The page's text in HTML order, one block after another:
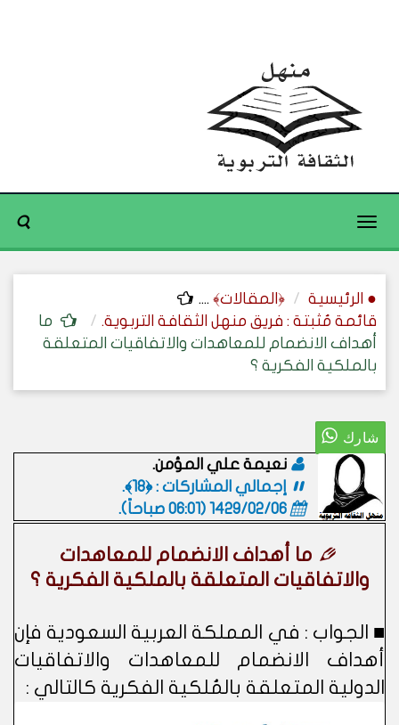
Toggle
● الرئيسية ﴿المقالات﴾ ....
قائمة مُثبتة : فريق منهل الثقافة التربوية.
ما
أهداف الانضمام للمعاهدات والاتفاقيات المتعلقة
بالملكية الفكرية ؟
نعيمة علي المؤمن.
إجمالي المشاركات : ﴿18﴾.
1429/02/06 (06:01 صباحاً)
.
ما أهداف الانضمام للمعاهدات
والاتفاقيات المتعلقة بالملكية الفكرية ؟
■ الجواب : في المملكة العربية السعودية فإن
أهداف الانضمام للمعاهدات والاتفاقيات
الدولية المتعلقة بالمُلكية الفكرية كالتالي :